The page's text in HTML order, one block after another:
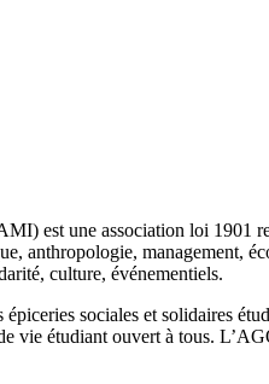
est une association loi 1901
anthropologie, management,
culture, événementiels.
sociales et solidaires
vie étudiant ouvert à tous.